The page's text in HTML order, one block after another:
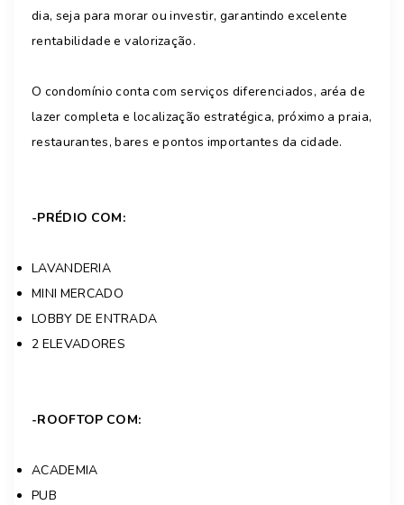
dia, seja para morar ou investir, garantindo excelente
rentabilidade e valorização.
O condomínio conta com serviços diferenciados, aréa de
lazer completa e localização estratégica, próximo a praia,
restaurantes, bares e pontos importantes da cidade.
-PRÉDIO COM:
LAVANDERIA
MINI MERCADO
LOBBY DE ENTRADA
2 ELEVADORES
-ROOFTOP COM:
ACADEMIA
PUB